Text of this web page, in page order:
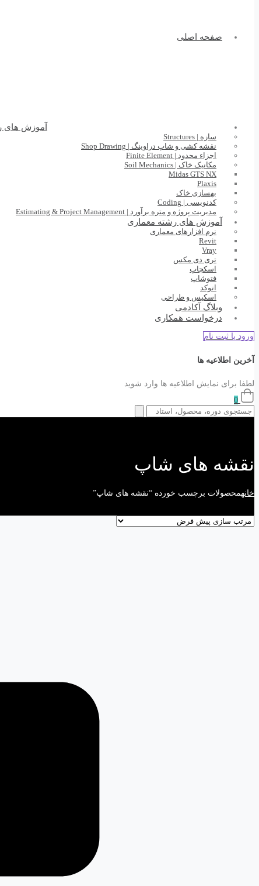
صفحه اصلی
آموزش های
سازه | Structures
نقشه کشی و شاپ دراوینگ | Shop Drawing
اجزاء محدود | Finite Element
مکانیک خاک | Soil Mechanics
Midas GTS NX
Plaxis
بهسازی خاک
کدنویسی | Coding
مدیریت پروژه و متره برآورد | Estimating & Project Management
آموزش های رشته معماری
نرم افزارهای معماری
Revit
Vray
تری دی مکس
اسکچاپ
فتوشاپ
اتوکد
اسکیس و طراحی
وبلاگ آکادمی
درخواست همکاری
ورود یا ثبت نام
آخرین اطلاعیه ها
لطفا برای نمایش اطلاعیه ها وارد شوید
0
نقشه های شاپ
خانهمحصولات برچسب خورده “نقشه های شاپ”